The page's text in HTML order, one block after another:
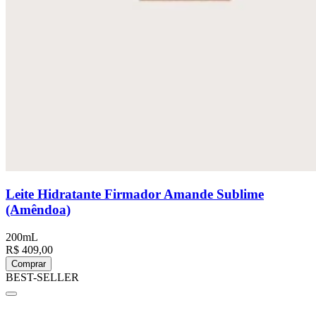
Leite Hidratante Firmador Amande Sublime
(Amêndoa)
200mL
R$ 409,00
Comprar
BEST-SELLER